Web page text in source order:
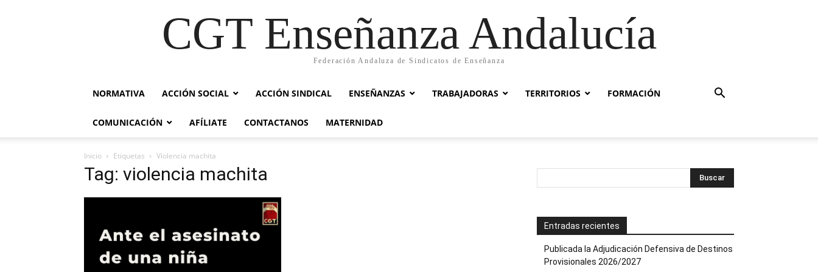
CGT Enseñanza Andalucía
Federación Andaluza de Sindicatos de Enseñanza
NORMATIVA ACCIÓN SOCIAL ACCIÓN SINDICAL ENSEÑANZAS TRABAJADORAS TERRITORIOS FORMACIÓN
COMUNICACIÓN AFÍLIATE CONTACTANOS MATERNIDAD
Inicio Etiquetas Violencia machita
Tag: violencia machita
Entradas recientes
Publicada la Adjudicación Defensiva de Destinos
Provisionales 2026/2027